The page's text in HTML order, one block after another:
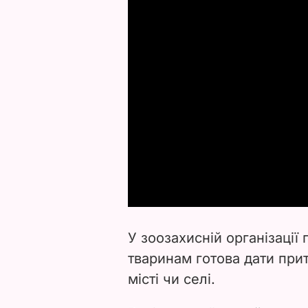
У зоозахисній
тваринам готова дати
місті чи селі.